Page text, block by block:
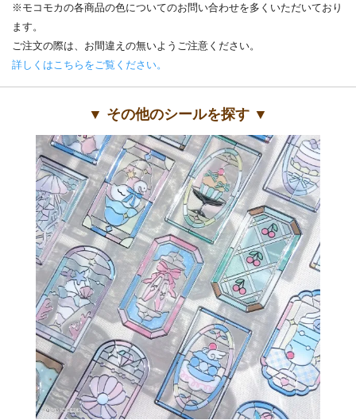
※モコモカの各商品の色についてのお問い合わせを多くいただいており
ます。
ご注文の際は、お間違えの無いようご注意ください。
詳しくはこちらをご覧ください。
▼ その他のシールを探す ▼